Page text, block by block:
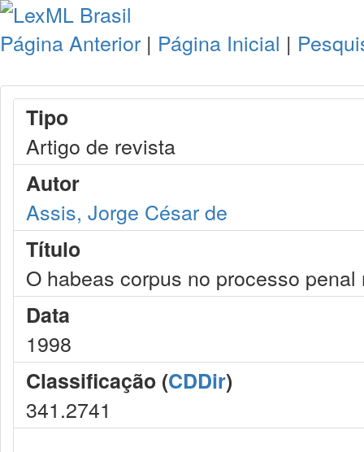
Página Anterior | Página Inicial |
Tipo
Artigo de revista
Autor
Assis, Jorge César de
Título
O habeas corpus no processo penal
Data
1998
Classificação (CDDir)
341.2741